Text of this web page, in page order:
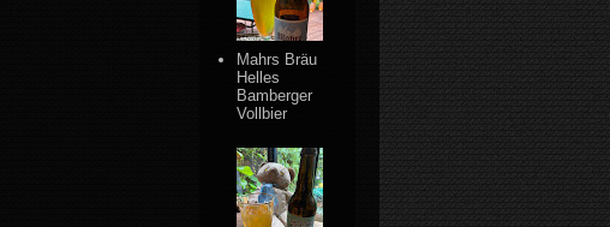
Mahrs Bräu
Helles
Bamberger
Vollbier